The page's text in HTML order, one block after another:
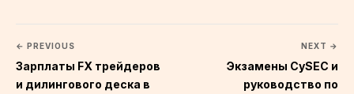
← PREVIOUS
Зарплаты FX трейдеров
и дилингового деска в
NEXT →
Экзамены CySEC и
руководство по